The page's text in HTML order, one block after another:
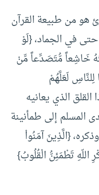
هو من طبيعة القرآن
في الجماد، {لَوْ
خَاشِعاً مُّتَصَدِّعاً مِّنْ
لَعَلَّهُمْ
21]، لكن هذا القلق الذي يعانيه
المسلم إلى طمأنينة
{الَّذِينَ آمَنُواْ
اللّهِ تَطْمَئِنُّ الْقُلُوبُ}